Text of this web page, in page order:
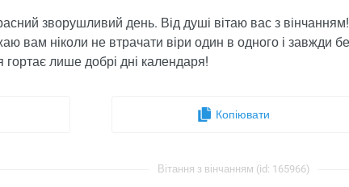
зворушливий день. Від душі вітаю вас з
вам ніколи не втрачати віри один в одного і завжди
лише добрі дні календаря!
Копіювати
Вітання з вінчанням (id: 165966)